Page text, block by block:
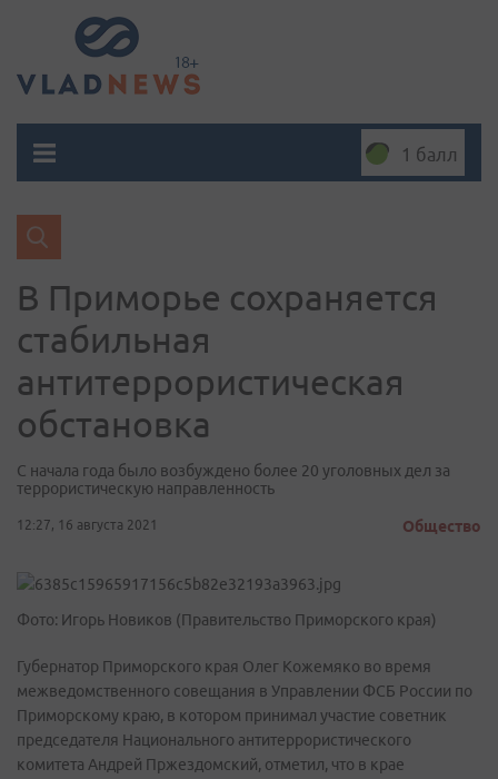
1 балл
В Приморье сохраняется
стабильная
антитеррористическая
обстановка
С начала года было возбуждено более 20 уголовных дел за
террористическую направленность
12:27, 16 августа 2021 Общество
Фото: Игорь Новиков (Правительство Приморского края)
Губернатор Приморского края Олег Кожемяко во время
межведомственного совещания в Управлении ФСБ России по
Приморскому краю, в котором принимал участие советник
председателя Национального антитеррористического
комитета Андрей Пржездомский, отметил, что в крае